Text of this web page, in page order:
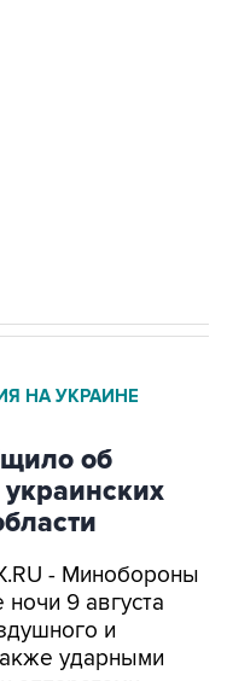
НА УКРАИНЕ
об
- Минобороны
9 августа
и
ударными